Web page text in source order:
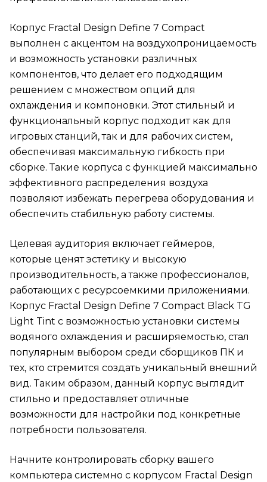
Корпус Fractal Design Define 7 Compact
выполнен с акцентом на воздухопроницаемость
и возможность установки различных
компонентов, что делает его подходящим
решением с множеством опций для
охлаждения и компоновки. Этот стильный и
функциональный корпус подходит как для
игровых станций, так и для рабочих систем,
обеспечивая максимальную гибкость при
сборке. Такие корпуса с функцией максимально
эффективного распределения воздуха
позволяют избежать перегрева оборудования и
обеспечить стабильную работу системы.
Целевая аудитория включает геймеров,
которые ценят эстетику и высокую
производительность, а также профессионалов,
работающих с ресурсоемкими приложениями.
Корпус Fractal Design Define 7 Compact Black TG
Light Tint с возможностью установки системы
водяного охлаждения и расширяемостью, стал
популярным выбором среди сборщиков ПК и
тех, кто стремится создать уникальный внешний
вид. Таким образом, данный корпус выглядит
стильно и предоставляет отличные
возможности для настройки под конкретные
потребности пользователя.
Начните контролировать сборку вашего
компьютера системно с корпусом Fractal Design